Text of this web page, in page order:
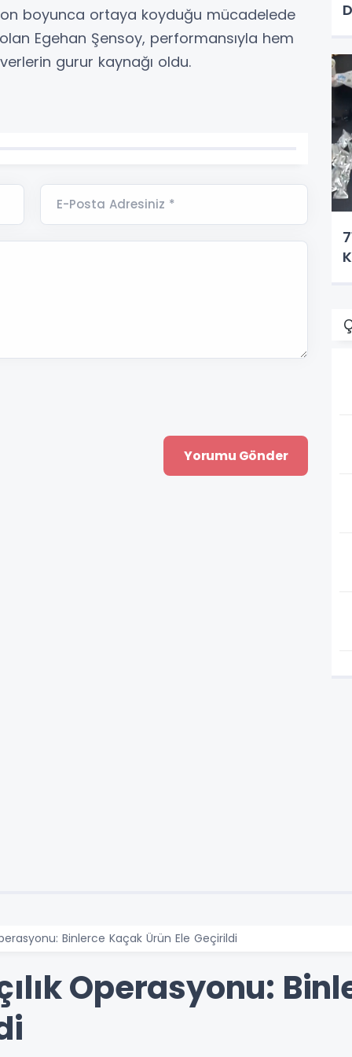
boyunca ortaya koyduğu mücadelede
Egehan Şensoy, performansıyla hem
gurur kaynağı oldu.
E-Posta Adresiniz *
Binlerce Kaçak Ürün Ele Geçirildi
Operasyonu: